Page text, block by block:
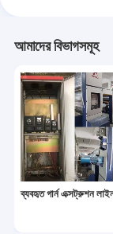
আমাদের বিভাগসমূহ
ব্যবহৃত গার্ন এক্সট্রুশন